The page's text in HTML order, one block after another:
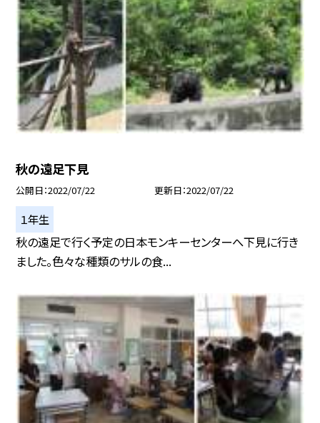
秋の遠足下見
公開日 2022/07/22 更新日 2022/07/22
１年生
秋の遠足で行く予定の日本モンキーセンターへ下見に行き
ました。色々な種類のサルの食...